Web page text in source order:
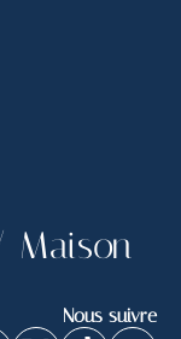
Maison
Nous suivre